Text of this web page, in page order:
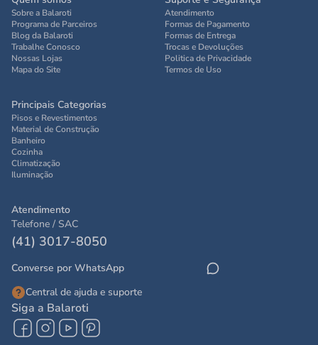
Sobre a Balaroti
Programa de Parceiros
Blog da Balaroti
Trabalhe Conosco
Nossas Lojas
Mapa do Site
Atendimento
Formas de Pagamento
Formas de Entrega
Trocas e Devoluções
Politica de Privacidade
Termos de Uso
Principais Categorias
Pisos e Revestimentos
Material de Construção
Banheiro
Cozinha
Climatização
Iluminação
Atendimento
Telefone / SAC
(41) 3017-8050
Converse por WhatsApp
Central de ajuda e suporte
Siga a Balaroti